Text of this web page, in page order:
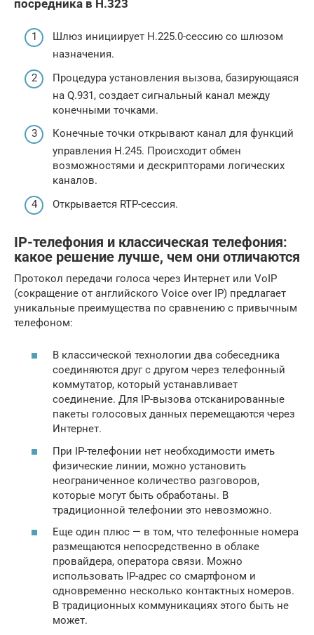
посредника в H.323
Шлюз инициирует H.225.0-сессию со шлюзом
назначения.
Процедура установления вызова, базирующаяся
на Q.931, создает сигнальный канал между
конечными точками.
Конечные точки открывают канал для функций
управления H.245. Происходит обмен
возможностями и дескрипторами логических
каналов.
Открывается RTP-сессия.
IP-телефония и классическая телефония:
какое решение лучше, чем они отличаются
Протокол передачи голоса через Интернет или VoIP
(сокращение от английского Voice over IP) предлагает
уникальные преимущества по сравнению с привычным
телефоном:
В классической технологии два собеседника
соединяются друг с другом через телефонный
коммутатор, который устанавливает
соединение. Для IP-вызова отсканированные
пакеты голосовых данных перемещаются через
Интернет.
При IP-телефонии нет необходимости иметь
физические линии, можно установить
неограниченное количество разговоров,
которые могут быть обработаны. В
традиционной телефонии это невозможно.
Еще один плюс — в том, что телефонные номера
размещаются непосредственно в облаке
провайдера, оператора связи. Можно
использовать IP-адрес со смартфоном и
одновременно несколько контактных номеров.
В традиционных коммуникациях этого быть не
может.